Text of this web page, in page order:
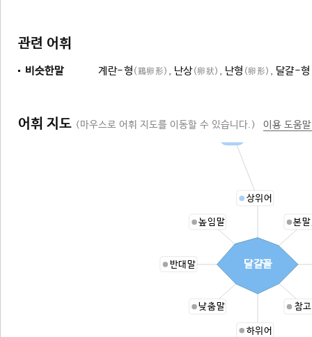
관련 어휘
비슷한말 계란-형 (鷄卵形) , 난상(卵狀) , 난형 (卵形) , 달걀-형
어휘 지도 (마우스로 어휘 지도를 이동할 수 있습니다.) 이용 도움
상위어
본
참
하위어
낮춤말
반대말
높임말
달걀꼴